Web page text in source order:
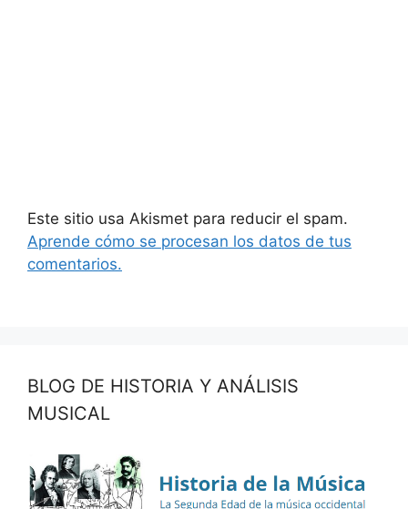
Este sitio usa Akismet para reducir el spam.
Aprende cómo se procesan los datos de tus
comentarios.
BLOG DE HISTORIA Y ANÁLISIS
MUSICAL